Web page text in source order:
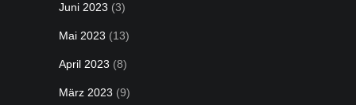
Juni 2023 (3)
Mai 2023 (13)
April 2023 (8)
März 2023 (9)